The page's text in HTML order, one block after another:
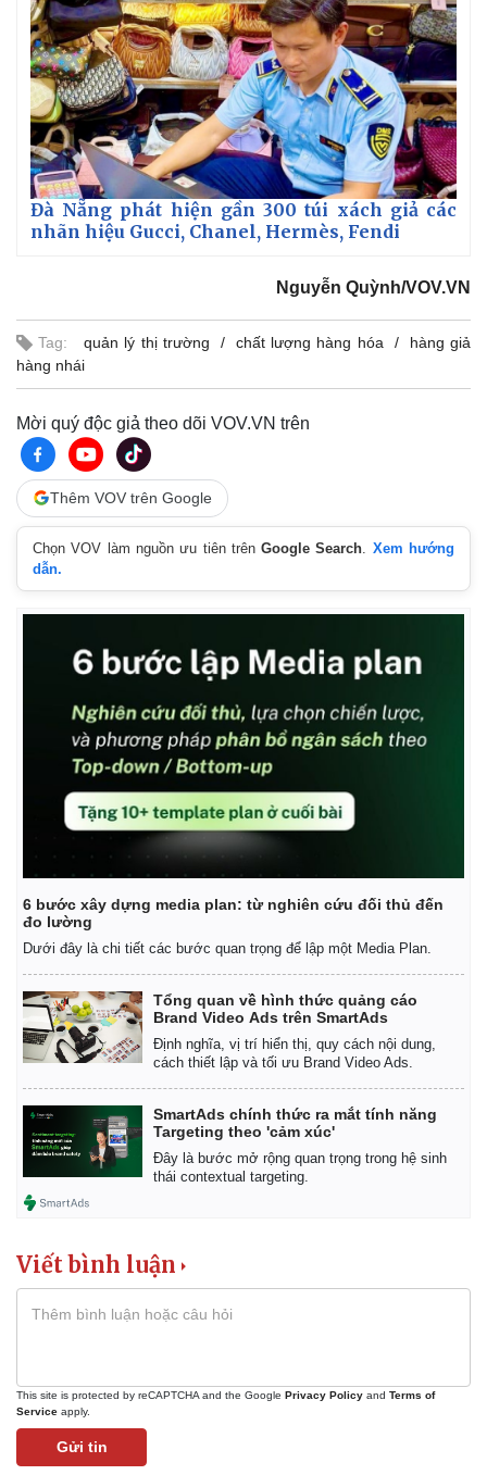
Kinh tế
Bất động sản
Khởi nghiệp
Thị trường
Giá vàng
Tỷ giá
Chứng khoán
Giá cà phê
Đà Nẵng phát hiện gần 300 túi xách giả các
nhãn hiệu Gucci, Chanel, Hermès, Fendi
Nguyễn Quỳnh/VOV.VN
Tag: quản lý thị trường chất lượng hàng hóa
hàng giả
hàng nhái
Mời quý độc giả theo dõi VOV.VN trên
Thêm VOV trên Google
Chọn VOV làm nguồn ưu tiên trênGoogle Search
Xem hướng
dẫn.
6 bước xây dựng media plan: từ nghiên cứu đối thủ đến
đo lường
Dưới đây là chi tiết các bước quan trọng để lập một Media Plan.
Tổng quan về hình thức quảng cáo
Brand Video Ads trên SmartAds
Định nghĩa, vị trí hiển thị, quy cách nội dung,
cách thiết lập và tối ưu Brand Video Ads.
SmartAds chính thức ra mắt tính năng
Targeting theo 'cảm xúc'
Đây là bước mở rộng quan trọng trong hệ sinh
thái contextual targeting.
Viết bình luận
This site is protected by reCAPTCHA and the Google Privacy Policy and Terms of
Service apply.
Gửi tin